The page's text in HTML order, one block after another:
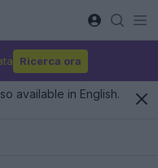
Ricerca ora
available in English.